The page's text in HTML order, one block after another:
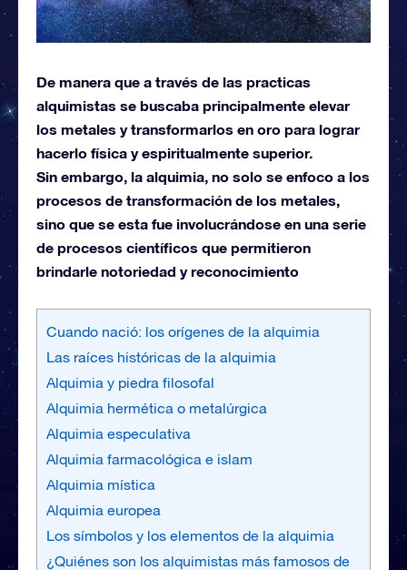
De manera que a través de las practicas
alquimistas se buscaba principalmente elevar
los metales y transformarlos en oro para lograr
hacerlo física y espiritualmente superior.
Sin embargo, la alquimia, no solo se enfoco a los
procesos de transformación de los metales,
sino que se esta fue involucrándose en una serie
de procesos científicos que permitieron
brindarle notoriedad y reconocimiento
Cuando nació: los orígenes de la alquimia
Las raíces históricas de la alquimia
Alquimia y piedra filosofal
Alquimia hermética o metalúrgica
Alquimia especulativa
Alquimia farmacológica e islam
Alquimia mística
Alquimia europea
Los símbolos y los elementos de la alquimia
¿Quiénes son los alquimistas más famosos de